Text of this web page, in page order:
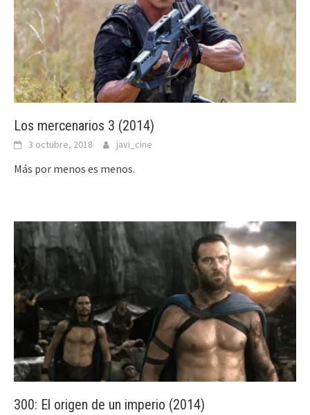
Los mercenarios 3 (2014)
3 octubre, 2018 javi_cine
Más por menos es menos.
300: El origen de un imperio (2014)